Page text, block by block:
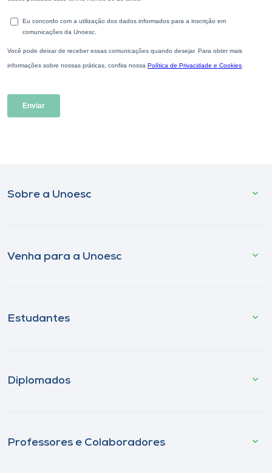
Sobre a Unoesc
Venha para a Unoesc
Estudantes
Diplomados
Professores e Colaboradores